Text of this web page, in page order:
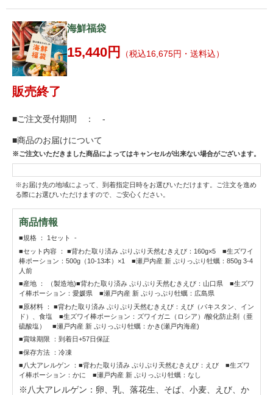
海鮮福袋
15,440円 （税込16,675円・送料込）
販売終了
■ご注文受付期間 ： -
■商品のお届けについて
※ご注文いただきました商品によってはキャンセルが出来ない場合がございます。
※お届け先の地域によって、到着指定日時をお選びいただけます。ご注文を進め
る際にお選びいただけますので、ご安心ください。
商品情報
■規格 ： 1セット -
■セット内容 ： ■背わた取り済み ぷりぷり天然むきえび：160g×5 ■生ズワイ
棒ポーション：500g（10-13本）×1 ■瀬戸内産 新 ぷりっぷり牡蠣：850g 3-4
人前
■産地 ： （製造地)■背わた取り済み ぷりぷり天然むきえび：山口県 ■生ズワ
イ棒ポーション：愛媛県 ■瀬戸内産 新 ぷりっぷり牡蠣：広島県
■原材料 ： ■背わた取り済み ぷりぷり天然むきえび：えび（パキスタン、イン
ド）、食塩 ■生ズワイ棒ポーション：ズワイガニ（ロシア）/酸化防止剤（亜
硫酸塩） ■瀬戸内産 新 ぷりっぷり牡蠣：かき(瀬戸内海産)
■賞味期限 ：到着日+57日保証
■保存方法 ：冷凍
■八大アレルゲン ：■背わた取り済み ぷりぷり天然むきえび：えび ■生ズワ
イ棒ポーション：かに ■瀬戸内産 新 ぷりっぷり牡蠣：なし
※八大アレルゲン：卵、乳、落花生、そば、小麦、えび、か